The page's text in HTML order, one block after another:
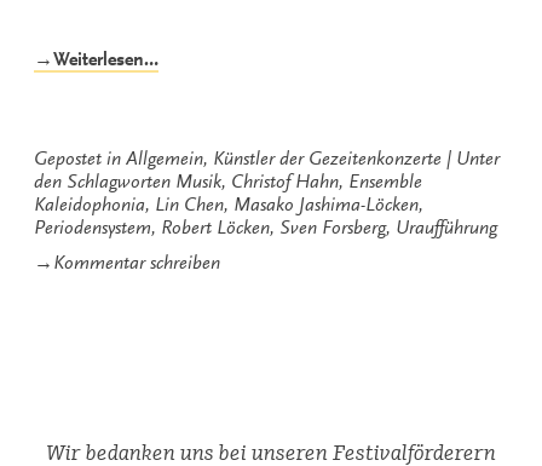
→Weiterlesen…„Das
Gepostet in Allgemein, Künstler der Gezeitenkonzerte
Unter
den Schlagworten Musik, Christof Hahn, Ensemble
Kaleidophonia, Lin Chen, Masako Jashima-Löcken,
Periodensystem, Robert Löcken, Sven Forsberg, Uraufführung
→ Kommentar schreibenzu
Wir bedanken uns bei unseren Festivalförderern